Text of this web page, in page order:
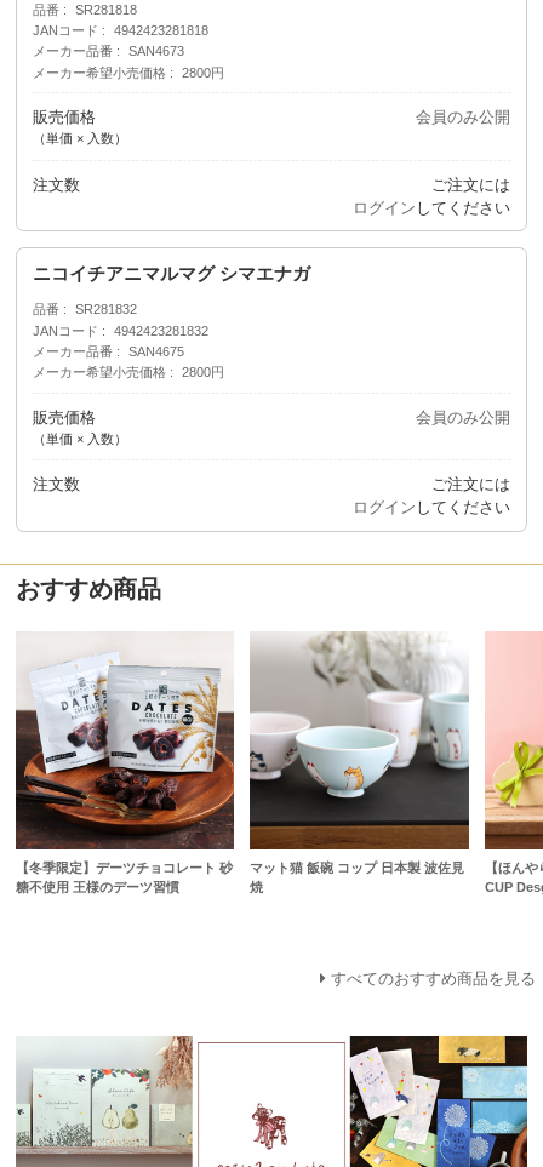
品番
SR281818
JANコード
4942423281818
メーカー品番
SAN4673
メーカー希望小売価格
2800円
販売価格
（単価 × 入数）
会員のみ公開
注文数
ご注文には
ログイン してください
ニコイチアニマルマグ シマエナガ
品番
SR281832
JANコード
4942423281832
メーカー品番
SAN4675
メーカー希望小売価格
2800円
販売価格
（単価 × 入数）
会員のみ公開
注文数
ご注文には
ログイン してください
おすすめ商品
【冬季限定】デーツチョコレート 砂
糖不使用 王様のデーツ習慣
マット猫 飯碗 コップ 日本製 波佐見
焼
【ほん
CUP
すべてのおすすめ商品を見る